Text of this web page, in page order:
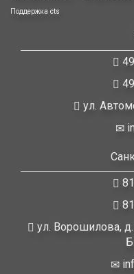
Поддержка cts
ул.
ул. Ворошилова,